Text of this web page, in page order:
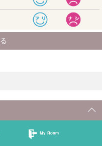
My Room